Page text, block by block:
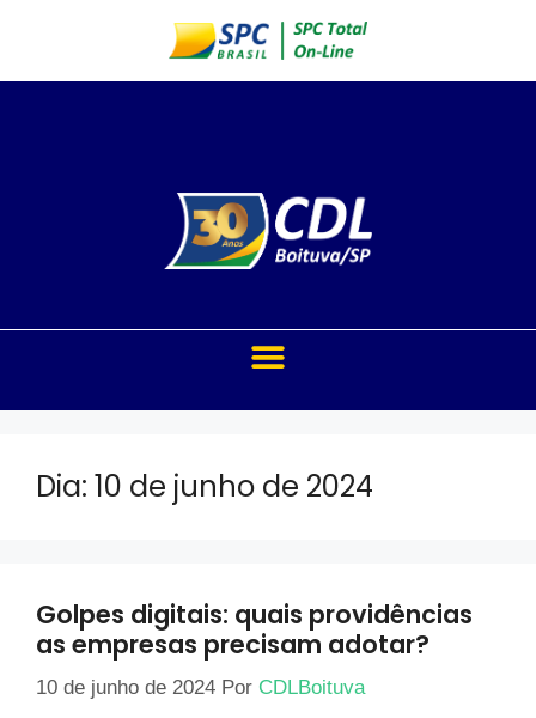
Dia: 10 de junho de 2024
Golpes digitais: quais providências
as empresas precisam adotar?
10 de junho de 2024 Por CDLBoituva